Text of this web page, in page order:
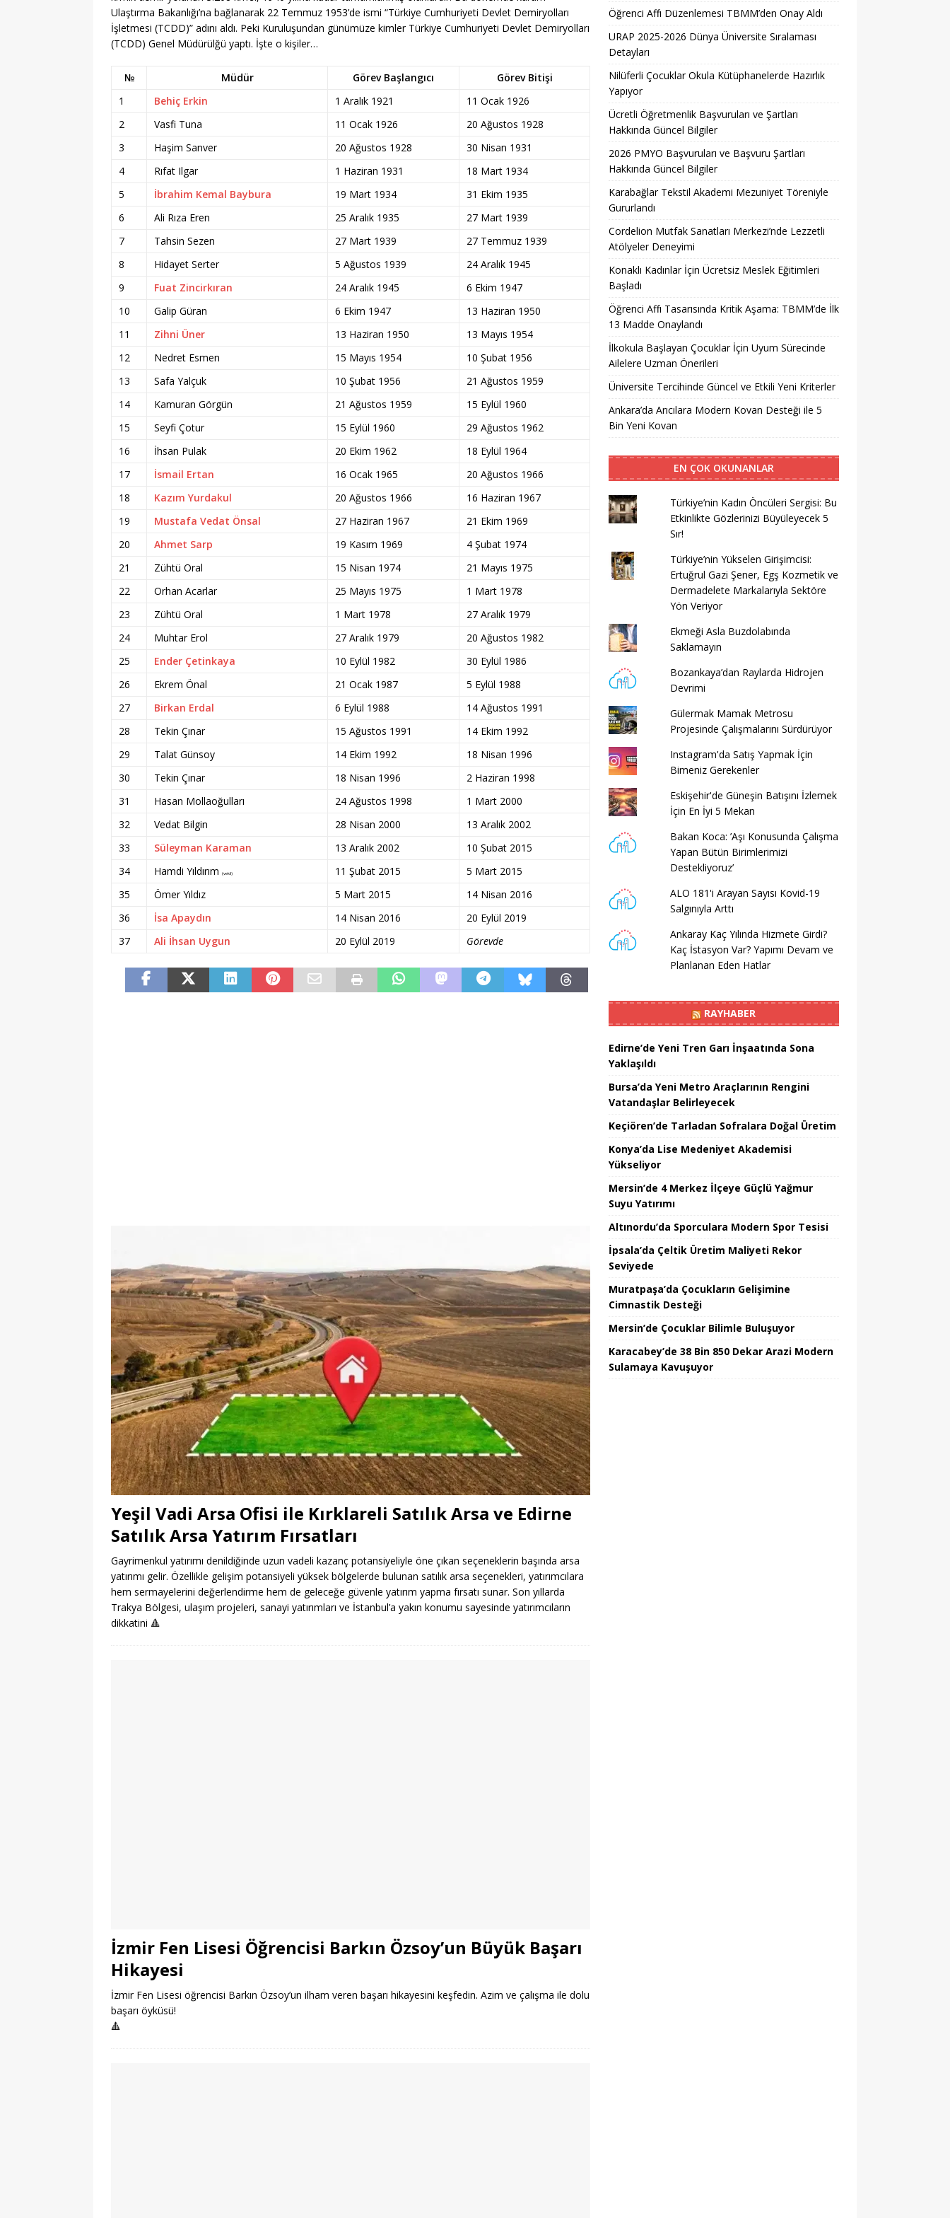
[ 30/07/2026 ] 2026 PMYO Başvuruları ve Başvuru Şartları Hakkında Güncel Bilgiler
EĞITIM
[ 30/07/2026 ] Karabağlar Tekstil Akademi Mezuniyet Töreniyle Gururlandı
[ 30/07/2026 ]
Cordelion Mutfak Sanatları Merkezi’nde Lezzetli Atölyeler Deneyimi
Konaklı Kadınlar İçin Ücretsiz Meslek Eğitimleri Başladı
EĞITIM
Öğrenci Affı Tasarısında Kritik Aşama: TBMM’de İlk 13 Madde Onaylandı
[ 30/07/2026 ]
İlkokula Başlayan Çocuklar İçin Uyum Sürecinde Ailelere Uzman Önerileri
Üniversite Tercihinde Güncel ve Etkili Yeni Kriterler
EĞITIM
Ankara’da Arıcılara Modern Kovan Desteği ile 5 Bin Yeni Kovan
[ 01/08/2026 ]
Yeşil Vadi Arsa Ofisi ile Kırklareli Satılık Arsa ve Edirne Satılık Arsa Yatırım
Ulaştırma Bakanlığı’na bağlanarak 22 Temmuz 1953’de ismi “Türkiye Cumhuriyeti Devlet Demiryolları
İşletmesi (TCDD)” adını aldı. Peki Kuruluşundan günümüze kimler Türkiye Cumhuriyeti Devlet Demiryolları
(TCDD) Genel Müdürülğü yaptı. İşte o kişiler…
№ Müdür Görev Başlangıcı
Görev Bitişi
1
Behiç Erkin 1 Aralık 1921
11 Ocak 1926
2
Vasfi Tuna 11 Ocak 1926
20 Ağustos 1928
3
Haşim Sanver 20 Ağustos 1928
30 Nisan 1931
4
Rıfat Ilgar 1 Haziran 1931
18 Mart 1934
5
İbrahim Kemal Baybura 19 Mart 1934
31 Ekim 1935
6
Ali Rıza Eren 25 Aralık 1935
27 Mart 1939
7
Tahsin Sezen 27 Mart 1939
27 Temmuz 1939
8
Hidayet Serter 5 Ağustos 1939
24 Aralık 1945
9
Fuat Zincirkıran 24 Aralık 1945
6 Ekim 1947
10
Galip Güran 6 Ekim 1947
13 Haziran 1950
11
Zihni Üner 13 Haziran 1950
13 Mayıs 1954
12
Nedret Esmen 15 Mayıs 1954
10 Şubat 1956
13
Safa Yalçuk 10 Şubat 1956
21 Ağustos 1959
14
Kamuran Görgün 21 Ağustos 1959
15 Eylül 1960
15
Seyfi Çotur 15 Eylül 1960
29 Ağustos 1962
16
İhsan Pulak 20 Ekim 1962
18 Eylül 1964
17
İsmail Ertan 16 Ocak 1965
20 Ağustos 1966
18
Kazım Yurdakul 20 Ağustos 1966
16 Haziran 1967
19
Mustafa Vedat Önsal 27 Haziran 1967
21 Ekim 1969
20
Ahmet Sarp 19 Kasım 1969
4 Şubat 1974
21
Zühtü Oral 15 Nisan 1974
21 Mayıs 1975
22
Orhan Acarlar 25 Mayıs 1975
1 Mart 1978
23
Zühtü Oral 1 Mart 1978
27 Aralık 1979
24
Muhtar Erol 27 Aralık 1979
20 Ağustos 1982
25
Ender Çetinkaya 10 Eylül 1982
30 Eylül 1986
26
Ekrem Önal 21 Ocak 1987
5 Eylül 1988
27
Birkan Erdal 6 Eylül 1988
14 Ağustos 1991
28
Tekin Çınar 15 Ağustos 1991
14 Ekim 1992
29
Talat Günsoy 14 Ekim 1992
18 Nisan 1996
30
Tekin Çınar 18 Nisan 1996
2 Haziran 1998
31
Hasan Mollaoğulları 24 Ağustos 1998
1 Mart 2000
32
Vedat Bilgin 28 Nisan 2000
13 Aralık 2002
33
Süleyman Karaman 13 Aralık 2002
10 Şubat 2015
34
Hamdi Yıldırım (vekil) 11 Şubat 2015
5 Mart 2015
35
Ömer Yıldız 5 Mart 2015
14 Nisan 2016
36
İsa Apaydın 14 Nisan 2016
20 Eylül 2019
37
Ali İhsan Uygun 20 Eylül 2019 Görevde
Yeşil Vadi Arsa Ofisi ile Kırklareli Satılık Arsa ve Edirne
Satılık Arsa Yatırım Fırsatları
Gayrimenkul yatırımı denildiğinde uzun vadeli kazanç potansiyeliyle öne çıkan seçeneklerin başında arsa
yatırımı gelir. Özellikle gelişim potansiyeli yüksek bölgelerde bulunan satılık arsa seçenekleri, yatırımcılara
hem sermayelerini değerlendirme hem de geleceğe güvenle yatırım yapma fırsatı sunar. Son yıllarda
Trakya Bölgesi, ulaşım projeleri, sanayi yatırımları ve İstanbul’a yakın konumu sayesinde yatırımcıların
dikkatini 🔺
İzmir Fen Lisesi Öğrencisi Barkın Özsoy’un Büyük Başarı
Hikayesi
İzmir Fen Lisesi öğrencisi Barkın Özsoy’un ilham veren başarı hikayesini keşfedin. Azim ve çalışma ile dolu
başarı öyküsü!
🔺
Öğrenci Affı Düzenlemesi TBMM’den Onay Aldı
URAP 2025-2026 Dünya Üniversite Sıralaması
Detayları
Nilüferli Çocuklar Okula Kütüphanelerde Hazırlık
Yapıyor
Ücretli Öğretmenlik Başvuruları ve Şartları
Hakkında Güncel Bilgiler
2026 PMYO Başvuruları ve Başvuru Şartları
Hakkında Güncel Bilgiler
Karabağlar Tekstil Akademi Mezuniyet Töreniyle
Gururlandı
Cordelion Mutfak Sanatları Merkezi’nde Lezzetli
Atölyeler Deneyimi
Konaklı Kadınlar İçin Ücretsiz Meslek Eğitimleri
Başladı
Öğrenci Affı Tasarısında Kritik Aşama: TBMM’de İlk
13 Madde Onaylandı
İlkokula Başlayan Çocuklar İçin Uyum Sürecinde
Ailelere Uzman Önerileri
Üniversite Tercihinde Güncel ve Etkili Yeni Kriterler
Ankara’da Arıcılara Modern Kovan Desteği ile 5
Bin Yeni Kovan
EN ÇOK OKUNANLAR
Türkiye’nin Kadın Öncüleri Sergisi: Bu
Etkinlikte Gözlerinizi Büyüleyecek 5
Sır!
Türkiye’nin Yükselen Girişimcisi:
Ertuğrul Gazi Şener, Egş Kozmetik ve
Dermadelete Markalarıyla Sektöre
Yön Veriyor
Ekmeği Asla Buzdolabında
Saklamayın
Bozankaya’dan Raylarda Hidrojen
Devrimi
Gülermak Mamak Metrosu
Projesinde Çalışmalarını Sürdürüyor
Instagram'da Satış Yapmak İçin
Bimeniz Gerekenler
Eskişehir'de Güneşin Batışını İzlemek
İçin En İyi 5 Mekan
Bakan Koca: ’Aşı Konusunda Çalışma
Yapan Bütün Birimlerimizi
Destekliyoruz’
ALO 181'i Arayan Sayısı Kovid-19
Salgınıyla Arttı
Ankaray Kaç Yılında Hizmete Girdi?
Kaç İstasyon Var? Yapımı Devam ve
Planlanan Eden Hatlar
RAYHABER
Edirne’de Yeni Tren Garı İnşaatında Sona
Yaklaşıldı
Bursa’da Yeni Metro Araçlarının Rengini
Vatandaşlar Belirleyecek
Keçiören’de Tarladan Sofralara Doğal Üretim
Konya’da Lise Medeniyet Akademisi
Yükseliyor
Mersin’de 4 Merkez İlçeye Güçlü Yağmur
Suyu Yatırımı
Altınordu’da Sporculara Modern Spor Tesisi
İpsala’da Çeltik Üretim Maliyeti Rekor
Seviyede
Muratpaşa’da Çocukların Gelişimine
Cimnastik Desteği
Mersin’de Çocuklar Bilimle Buluşuyor
Karacabey’de 38 Bin 850 Dekar Arazi Modern
Sulamaya Kavuşuyor